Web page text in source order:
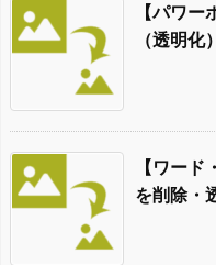
【パワ
（透明化
【ワー
を削除・